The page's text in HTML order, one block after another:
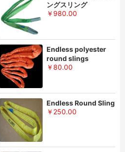
ングスリング
￥980.00
Endless polyester
round slings
￥80.00
Endless Round Sling
￥250.00